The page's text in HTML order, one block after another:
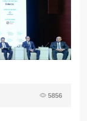
5856